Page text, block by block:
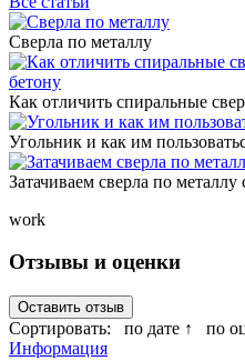
Сверла по металлу
Как отличить спиральные
Угольник и как им
Затачиваем сверла по
work
Отзывы и оценки
Оставить отзыв
Сортировать: по дате ↑
по
Информация